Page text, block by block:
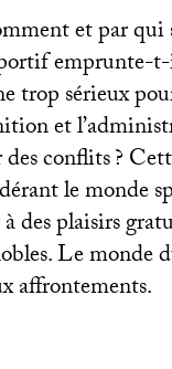
et par qui
emprunte-
trop sérieux
et
des conflits?
le monde
plaisirs
Le monde
affrontements.